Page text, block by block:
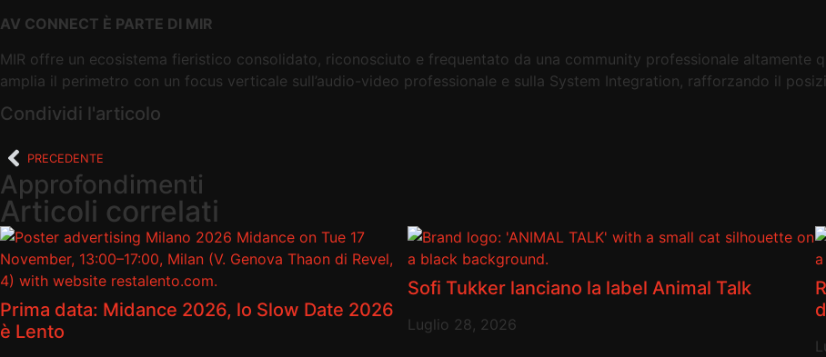
AV CONNECT È PARTE DI MIR
MIR offre un ecosistema fieristico consolidato, riconosciuto e frequentato da una community professionale altamente
amplia il perimetro con un focus verticale sull’audio-video professionale e sulla System Integration, rafforzando il
Condividi l'articolo
PRECEDENTE
Approfondimenti
Articoli correlati
Prima data: Midance 2026, lo Slow Date 2026
è Lento
Sofi Tukker lanciano la label Animal Talk
Luglio 28, 2026